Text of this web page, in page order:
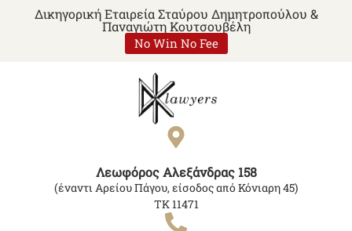
Δικηγορική Εταιρεία Σταύρου Δημητροπούλου &
Παναγιώτη Κουτσουβέλη
No Win No Fee
Λεωφόρος Αλεξάνδρας 158
(έναντι Αρείου Πάγου, είσοδος από Κόνιαρη 45)
ΤΚ 11471